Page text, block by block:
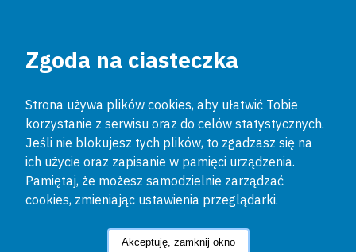
Zgoda na ciasteczka
Strona używa plików cookies, aby ułatwić Tobie
korzystanie z serwisu oraz do celów statystycznych.
Jeśli nie blokujesz tych plików, to zgadzasz się na
ich użycie oraz zapisanie w pamięci urządzenia.
Pamiętaj, że możesz samodzielnie zarządzać
cookies, zmieniając ustawienia przeglądarki.
Akceptuję, zamknij okno